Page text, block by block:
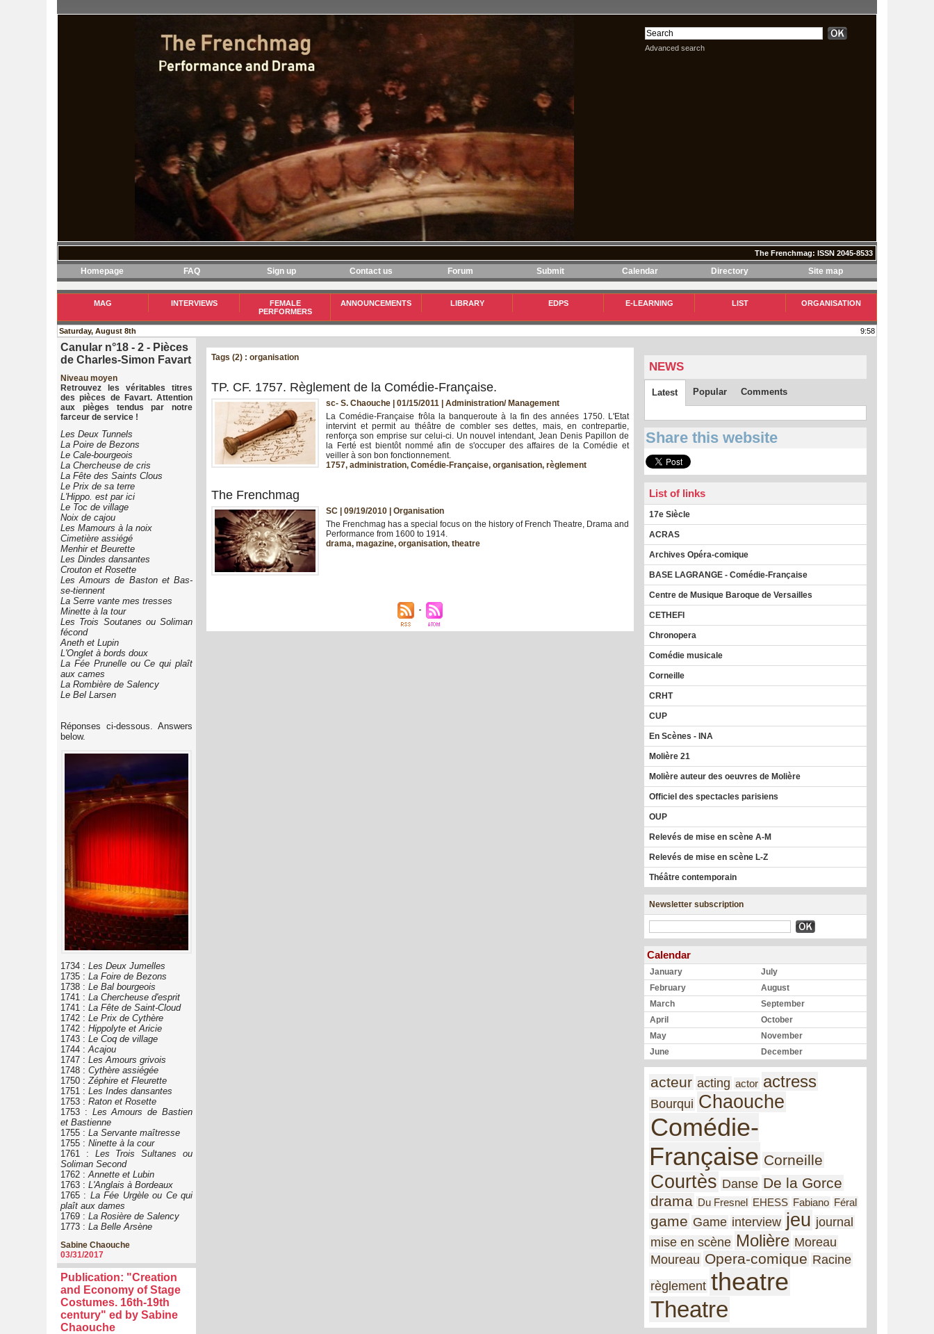
Advanced search
The Frenchmag: ISSN 2045-8533
Homepage FAQ Sign up Contact us Forum Submit Calendar Directory Site map
MAG INTERVIEWS
FEMALE
PERFORMERS
ANNOUNCEMENTS LIBRARY EDPS E-LEARNING LIST ORGANISATION
Saturday, August 8th 9:58
Canular n°18 - 2 - Pièces
de Charles-Simon Favart
Niveau moyen
Retrouvez les véritables titres
des pièces de Favart. Attention
aux pièges tendus par notre
farceur de service !
Les Deux Tunnels
La Poire de Bezons
Le Cale-bourgeois
La Chercheuse de cris
La Fête des Saints Clous
Le Prix de sa terre
L'Hippo. est par ici
Le Toc de village
Noix de cajou
Les Mamours à la noix
Cimetière assiégé
Menhir et Beurette
Les Dindes dansantes
Crouton et Rosette
Les Amours de Baston et Bas-
se-tiennent
La Serre vante mes tresses
Minette à la tour
Les Trois Soutanes ou Soliman
fécond
Aneth et Lupin
L'Onglet à bords doux
La Fée Prunelle ou Ce qui plaît
aux cames
La Rombière de Salency
Le Bel Larsen
Réponses ci-dessous. Answers
below.
1734 : Les Deux Jumelles
1735 : La Foire de Bezons
1738 : Le Bal bourgeois
1741 : La Chercheuse d'esprit
1741 : La Fête de Saint-Cloud
1742 : Le Prix de Cythère
1742 : Hippolyte et Aricie
1743 : Le Coq de village
1744 : Acajou
1747 : Les Amours grivois
1748 : Cythère assiégée
1750 : Zéphire et Fleurette
1751 : Les Indes dansantes
1753 : Raton et Rosette
1753 : Les Amours de Bastien
et Bastienne
1755 : La Servante maîtresse
1755 : Ninette à la cour
1761 : Les Trois Sultanes ou
Soliman Second
1762 : Annette et Lubin
1763 : L'Anglais à Bordeaux
1765 : La Fée Urgèle ou Ce qui
plaît aux dames
1769 : La Rosière de Salency
1773 : La Belle Arsène
Sabine Chaouche
03/31/2017
Publication: "Creation
and Economy of Stage
Costumes. 16th-19th
century" ed by Sabine
Chaouche
Tags (2) : organisation
TP. CF. 1757. Règlement de la Comédie-Française.
sc- S. Chaouche | 01/15/2011
Administration/ Management
La Comédie-Française frôla la banqueroute à la fin des années 1750. L'Etat
intervint et permit au théâtre de combler ses dettes, mais, en contrepartie,
renforça son emprise sur celui-ci. Un nouvel intendant, Jean Denis Papillon de
la Ferté est bientôt nommé afin de s'occuper des affaires de la Comédie et
veiller à son bon fonctionnement.
1757, administration, Comédie-Française, organisation, règlement
The Frenchmag
SC | 09/19/2010
Organisation
The Frenchmag has a special focus on the history of French Theatre, Drama and
Performance from 1600 to 1914.
drama, magazine, organisation, theatre
NEWS
Latest Popular Comments
Share this website
List of links
17e Siècle
ACRAS
Archives Opéra-comique
BASE LAGRANGE - Comédie-Française
Centre de Musique Baroque de Versailles
CETHEFI
Chronopera
Comédie musicale
Corneille
CRHT
CUP
En Scènes - INA
Molière 21
Molière auteur des oeuvres de Molière
Officiel des spectacles parisiens
OUP
Relevés de mise en scène A-M
Relevés de mise en scène L-Z
Théâtre contemporain
Newsletter subscription
Calendar
January
February
March
April
May
June
July
August
September
October
November
December
acteur acting actor actress
Bourqui Chaouche
Comédie-
Française Corneille
Courtès Danse De la Gorce
drama Du Fresnel EHESS Fabiano Féral
game Game interview jeu journal
mise en scène Molière Moreau
Moureau Opera-comique Racine
règlement theatre
Theatre